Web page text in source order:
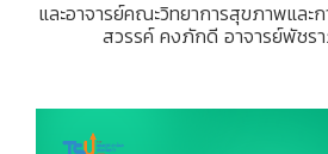
และอาจารย์คณะวิทยาการสุขภาพและ
สวรรค์ คงภักดี อาจารย์พัช